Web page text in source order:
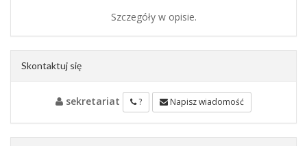
Szczegóły w opisie.
Skontaktuj się
sekretariat ? Napisz wiadomość